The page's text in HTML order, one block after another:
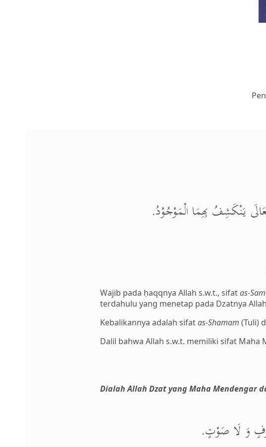
يَنْكَشِفُ بِهِمَا الْمَوْجُوْدُ.
Wajib pada ḥaqqnya Allah s.w.t., sifatas-
terdahulu yang menetap pada Dzatnya
Kebalikannya adalah sifatas-Shamam (Tuli)
Dalil bahwa Allah s.w.t. memiliki sifat
Dialah Allah Dzat yang Maha Mendengar
وَ لَا صَوْتٍ.